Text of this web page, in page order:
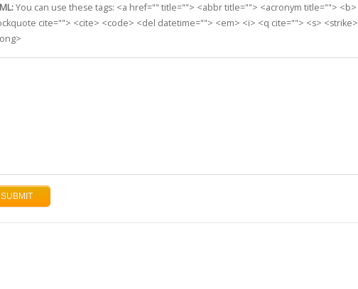
You can use these tags: <a href="" title=""> <abbr title=""> <acronym title=""> <b>
cite=""> <cite> <code> <del datetime=""> <em> <i> <q cite=""> <s> <strike>